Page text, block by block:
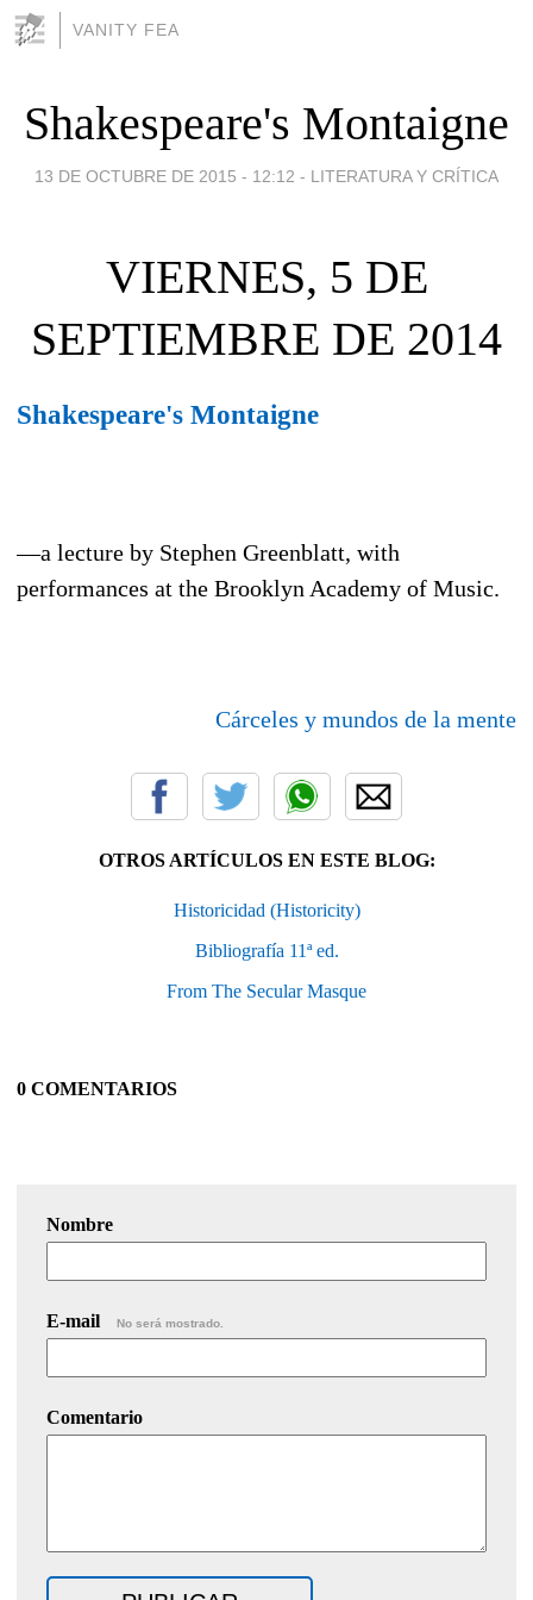
VANITY FEA
Shakespeare's Montaigne
13 DE OCTUBRE DE 2015 - 12:12 - LITERATURA Y CRÍTICA
VIERNES, 5 DE
SEPTIEMBRE DE 2014
Shakespeare's Montaigne
—a lecture by Stephen Greenblatt, with
performances at the Brooklyn Academy of Music.
Cárceles y mundos de la mente
OTROS ARTÍCULOS EN ESTE BLOG:
Historicidad (Historicity)
Bibliografía 11ª ed.
From The Secular Masque
0 COMENTARIOS
Nombre
E-mail No será mostrado.
Comentario